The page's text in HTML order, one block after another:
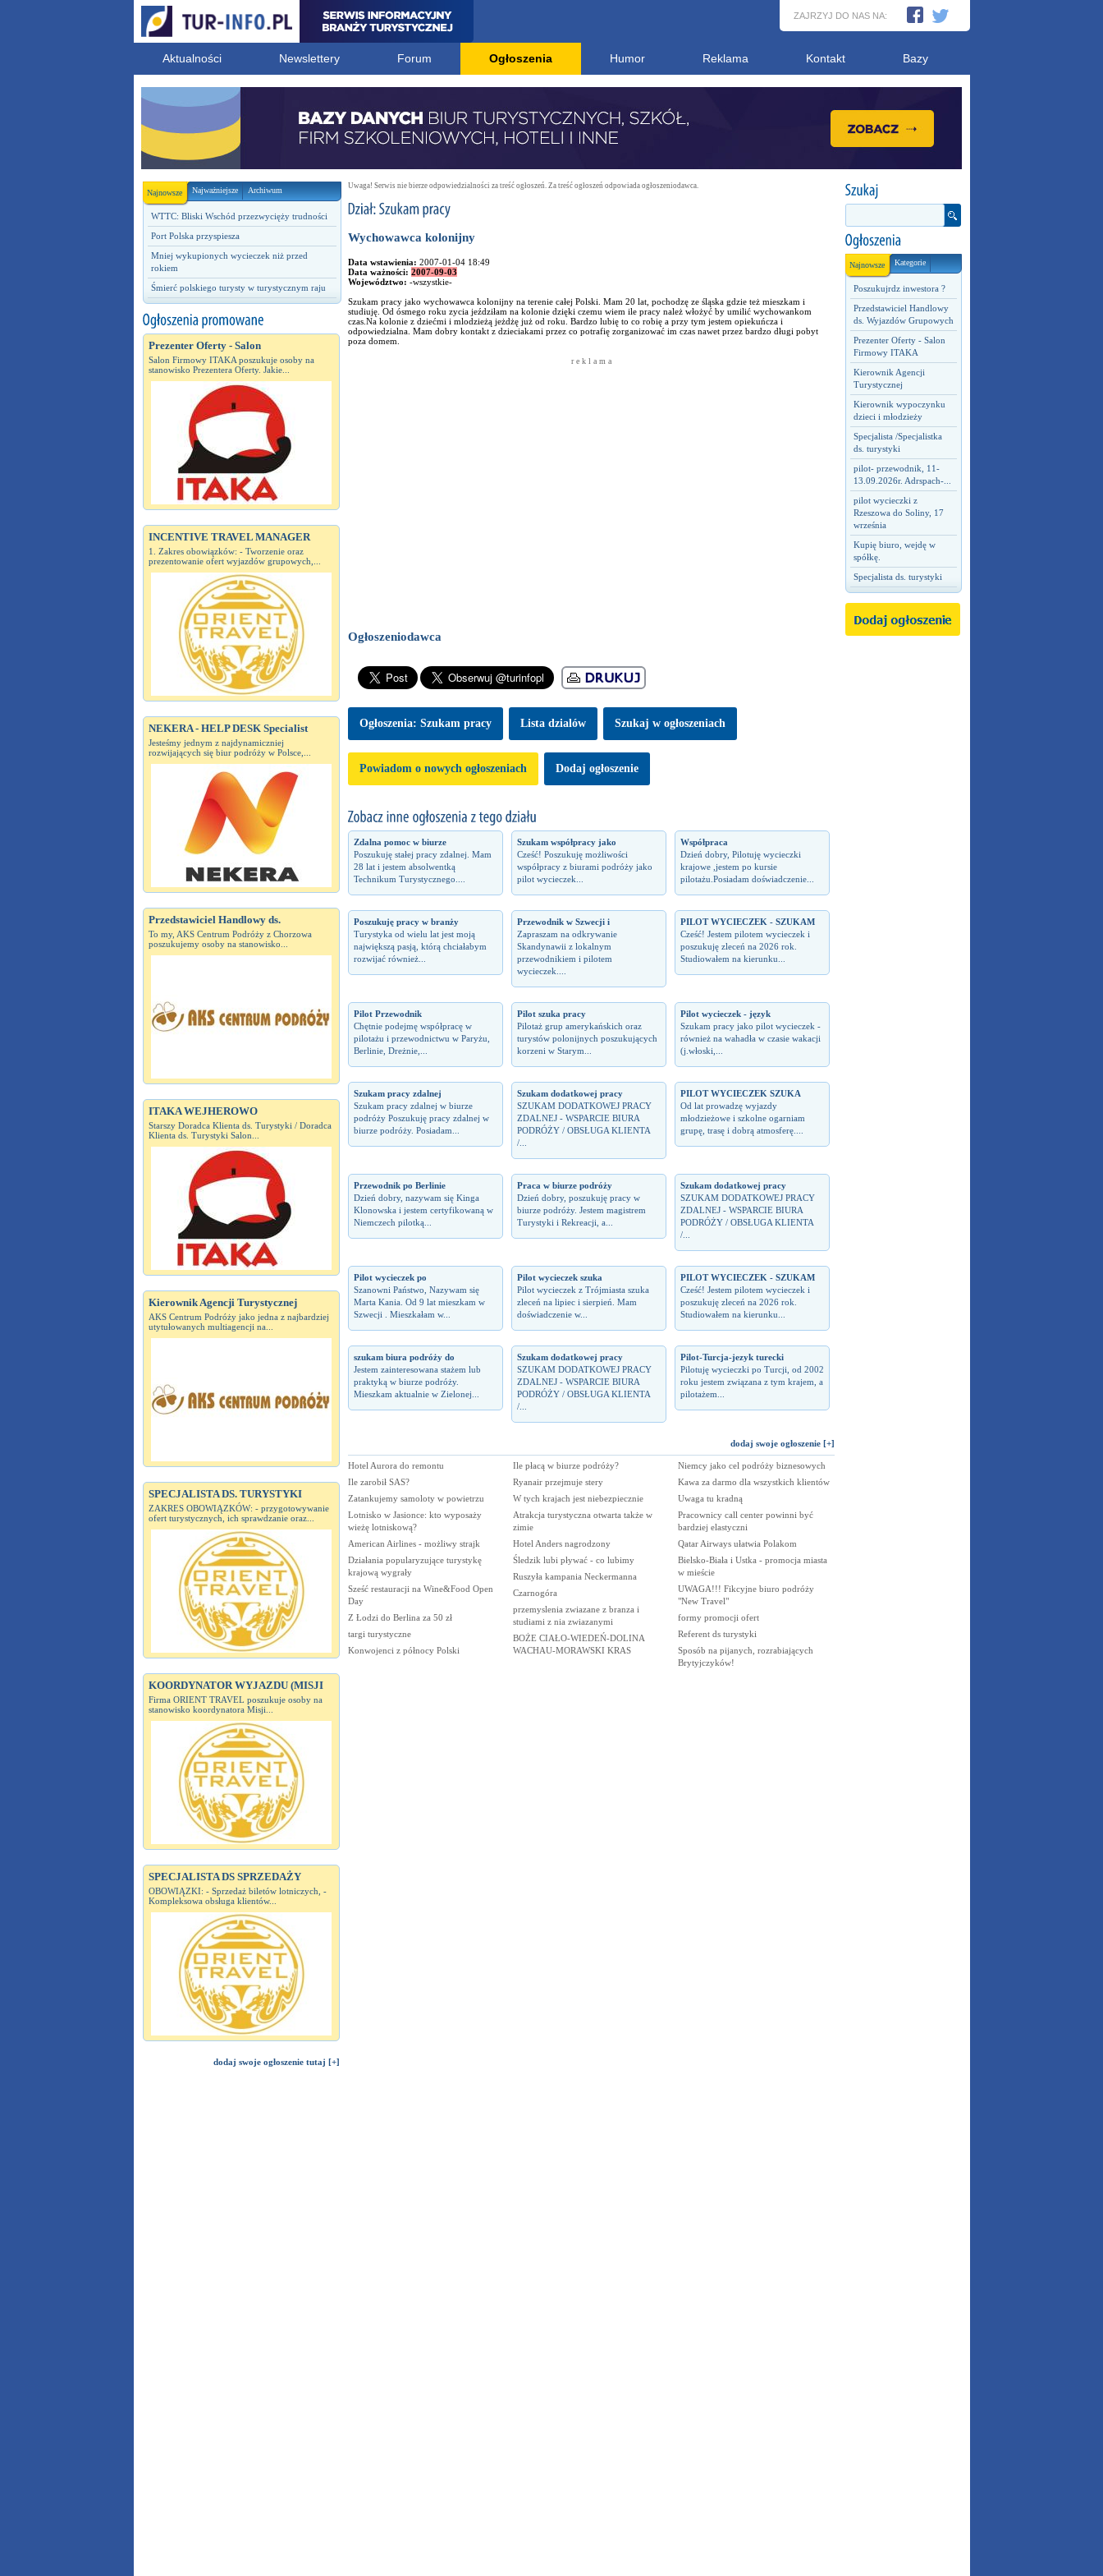
ZAJRZYJ DO NAS NA:
Aktualności Newslettery Forum Ogłoszenia Humor Reklama Kontakt Bazy
Najnowsze Najważniejsze Archiwum
WTTC: Bliski Wschód przezwycięży trudności
Port Polska przyspiesza
Mniej wykupionych wycieczek niż przed
rokiem
Śmierć polskiego turysty w turystycznym raju
Prezenter Oferty - Salon
Salon Firmowy ITAKA poszukuje osoby na
stanowisko Prezentera Oferty. Jakie...
INCENTIVE TRAVEL MANAGER
1. Zakres obowiązków: - Tworzenie oraz
prezentowanie ofert wyjazdów grupowych,...
NEKERA - HELP DESK Specialist
Jesteśmy jednym z najdynamiczniej
rozwijających się biur podróży w Polsce,...
Przedstawiciel Handlowy ds.
To my, AKS Centrum Podróży z Chorzowa
poszukujemy osoby na stanowisko...
ITAKA WEJHEROWO
Starszy Doradca Klienta ds. Turystyki / Doradca
Klienta ds. Turystyki Salon...
Kierownik Agencji Turystycznej
AKS Centrum Podróży jako jedna z najbardziej
utytułowanych multiagencji na...
SPECJALISTA DS. TURYSTYKI
ZAKRES OBOWIĄZKÓW: - przygotowywanie
ofert turystycznych, ich sprawdzanie oraz...
KOORDYNATOR WYJAZDU (MISJI
Firma ORIENT TRAVEL poszukuje osoby na
stanowisko koordynatora Misji...
SPECJALISTA DS SPRZEDAŻY
OBOWIĄZKI: - Sprzedaż biletów lotniczych, -
Kompleksowa obsługa klientów...
dodaj swoje ogłoszenie tutaj [+]
Najnowsze Kategorie
Poszukujrdz inwestora ?
Przedstawiciel Handlowy
ds. Wyjazdów Grupowych
Prezenter Oferty - Salon
Firmowy ITAKA
Kierownik Agencji
Turystycznej
Kierownik wypoczynku
dzieci i młodzieży
Specjalista /Specjalistka
ds. turystyki
pilot- przewodnik, 11-
13.09.2026r. Adrspach-...
pilot wycieczki z
Rzeszowa do Soliny, 17
września
Kupię biuro, wejdę w
spółkę.
Specjalista ds. turystyki
Uwaga! Serwis nie bierze odpowiedzialności za treść ogłoszeń. Za treść ogłoszeń odpowiada ogłoszeniodawca.
Wychowawca kolonijny
Data wstawienia: 2007-01-04 18:49
Data ważności: 2007-09-03
Województwo: -wszystkie-
Szukam pracy jako wychowawca kolonijny na terenie całej Polski. Mam 20 lat, pochodzę ze śląska gdzie też mieszkam i
studiuję. Od ósmego roku zycia jeździłam na kolonie dzięki czemu wiem ile pracy należ włożyć by umilić wychowankom
czas.Na kolonie z dziećmi i mlodzieżą jeżdżę już od roku. Bardzo lubię to co robię a przy tym jestem opiekuńcza i
odpowiedzialna. Mam dobry kontakt z dzieciakami przez co potrafię zorganizować im czas nawet przez bardzo długi pobyt
poza domem.
r e k l a m a
Ogłoszeniodawca
Ogłoszenia: Szukam pracy Lista dzialów Szukaj w ogłoszeniach
Powiadom o nowych ogłoszeniach Dodaj ogłoszenie
Zdalna pomoc w biurze
Poszukuję stałej pracy zdalnej. Mam
28 lat i jestem absolwentką
Technikum Turystycznego....
Szukam współpracy jako
Cześć! Poszukuję możliwości
współpracy z biurami podróży jako
pilot wycieczek...
Współpraca
Dzień dobry, Pilotuję wycieczki
krajowe ,jestem po kursie
pilotażu.Posiadam doświadczenie...
Poszukuję pracy w branży
Turystyka od wielu lat jest moją
największą pasją, którą chciałabym
rozwijać również...
Przewodnik w Szwecji i
Zapraszam na odkrywanie
Skandynawii z lokalnym
przewodnikiem i pilotem
wycieczek....
PILOT WYCIECZEK - SZUKAM
Cześć! Jestem pilotem wycieczek i
poszukuję zleceń na 2026 rok.
Studiowałem na kierunku...
Pilot Przewodnik
Chętnie podejmę współpracę w
pilotażu i przewodnictwu w Paryżu,
Berlinie, Dreżnie,...
Pilot szuka pracy
Pilotaż grup amerykańskich oraz
turystów polonijnych poszukujących
korzeni w Starym...
Pilot wycieczek - język
Szukam pracy jako pilot wycieczek -
również na wahadła w czasie wakacji
(j.włoski,...
Szukam pracy zdalnej
Szukam pracy zdalnej w biurze
podróży Poszukuję pracy zdalnej w
biurze podróży. Posiadam...
Szukam dodatkowej pracy
SZUKAM DODATKOWEJ PRACY
ZDALNEJ - WSPARCIE BIURA
PODRÓŻY / OBSŁUGA KLIENTA
/...
PILOT WYCIECZEK SZUKA
Od lat prowadzę wyjazdy
młodzieżowe i szkolne ogarniam
grupę, trasę i dobrą atmosferę....
Przewodnik po Berlinie
Dzień dobry, nazywam się Kinga
Klonowska i jestem certyfikowaną w
Niemczech pilotką...
Praca w biurze podróży
Dzień dobry, poszukuję pracy w
biurze podróży. Jestem magistrem
Turystyki i Rekreacji, a...
Szukam dodatkowej pracy
SZUKAM DODATKOWEJ PRACY
ZDALNEJ - WSPARCIE BIURA
PODRÓŻY / OBSŁUGA KLIENTA
/...
Pilot wycieczek po
Szanowni Państwo, Nazywam się
Marta Kania. Od 9 lat mieszkam w
Szwecji . Mieszkałam w...
Pilot wycieczek szuka
Pilot wycieczek z Trójmiasta szuka
zleceń na lipiec i sierpień. Mam
doświadczenie w...
PILOT WYCIECZEK - SZUKAM
Cześć! Jestem pilotem wycieczek i
poszukuję zleceń na 2026 rok.
Studiowałem na kierunku...
szukam biura podróży do
Jestem zainteresowana stażem lub
praktyką w biurze podróży.
Mieszkam aktualnie w Zielonej...
Szukam dodatkowej pracy
SZUKAM DODATKOWEJ PRACY
ZDALNEJ - WSPARCIE BIURA
PODRÓŻY / OBSŁUGA KLIENTA
/...
Pilot-Turcja-jezyk turecki
Pilotuję wycieczki po Turcji, od 2002
roku jestem związana z tym krajem, a
pilotażem...
dodaj swoje ogłoszenie [+]
Hotel Aurora do remontu
Ile zarobił SAS?
Zatankujemy samoloty w powietrzu
Lotnisko w Jasionce: kto wyposaży
wieżę lotniskową?
American Airlines - możliwy strajk
Działania popularyzujące turystykę
krajową wygrały
Sześć restauracji na Wine&Food Open
Day
Z Łodzi do Berlina za 50 zł
targi turystyczne
Konwojenci z północy Polski
Ile płacą w biurze podróży?
Ryanair przejmuje stery
W tych krajach jest niebezpiecznie
Atrakcja turystyczna otwarta także w
zimie
Hotel Anders nagrodzony
Śledzik lubi pływać - co lubimy
Ruszyła kampania Neckermanna
Czarnogóra
przemyslenia zwiazane z branza i
studiami z nia zwiazanymi
BOŻE CIAŁO-WIEDEŃ-DOLINA
WACHAU-MORAWSKI KRAS
Niemcy jako cel podróży biznesowych
Kawa za darmo dla wszystkich klientów
Uwaga tu kradną
Pracownicy call center powinni być
bardziej elastyczni
Qatar Airways ułatwia Polakom
Bielsko-Biała i Ustka - promocja miasta
w mieście
UWAGA!!! Fikcyjne biuro podróży
"New Travel"
formy promocji ofert
Referent ds turystyki
Sposób na pijanych, rozrabiających
Brytyjczyków!